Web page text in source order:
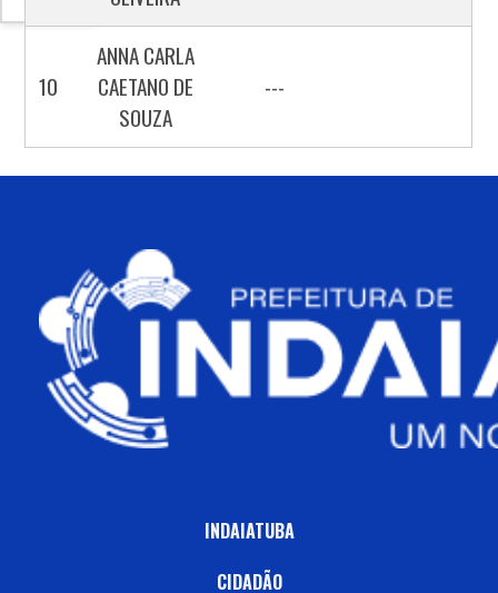
10
ANNA CARLA
CAETANO DE
SOUZA
---
INDAIATUBA
CIDADÃO